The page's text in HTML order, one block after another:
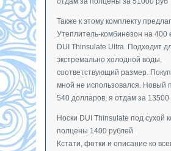
Также к этому комплекту
Утеплитель-комбинезон на 400
DUI Thinsulate Ultra. Подходит
экстремально холодной воды,
соответствующий размер.
мной не использовался. Новый
540 долларов, я отдам за 13500
Носки DUI Thinsulate под сухой
полцены 1400 рублей
Кстати, фотки и описание ко